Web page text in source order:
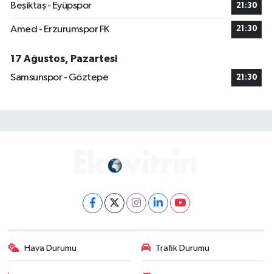
Beşiktaş - Eyüpspor 21:30
Amed - Erzurumspor FK 21:30
17 Ağustos, Pazartesi
Samsunspor - Göztepe
21:30
Hava Durumu Trafik Durumu